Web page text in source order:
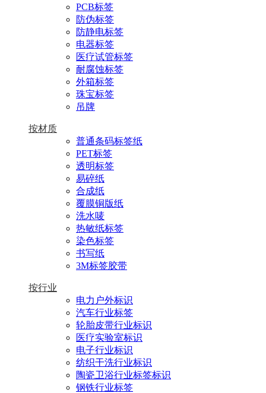
PCB标签
防伪标签
防静电标签
电器标签
医疗试管标签
耐腐蚀标签
外箱标签
珠宝标签
吊牌
按材质
普通条码标签纸
PET标签
透明标签
易碎纸
合成纸
覆膜铜版纸
洗水唛
热敏纸标签
染色标签
书写纸
3M标签胶带
按行业
电力户外标识
汽车行业标签
轮胎皮带行业标识
医疗实验室标识
电子行业标识
纺织干洗行业标识
陶瓷卫浴行业标签标识
钢铁行业标签